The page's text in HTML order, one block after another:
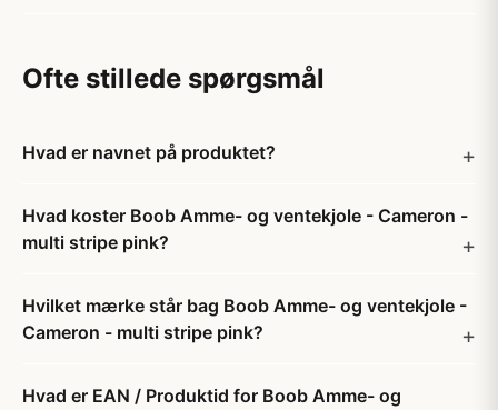
Ofte stillede spørgsmål
Hvad er navnet på produktet?
Hvad koster Boob Amme- og ventekjole - Cameron -
multi stripe pink?
Hvilket mærke står bag Boob Amme- og ventekjole -
Cameron - multi stripe pink?
Hvad er EAN / Produktid for Boob Amme- og